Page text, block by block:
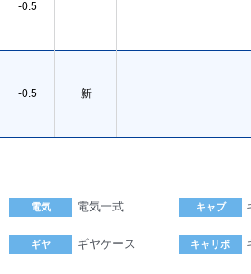
-0.5
-0.5 新
電気 電気一式 キャブ
ギヤ ギヤケース キャリボ